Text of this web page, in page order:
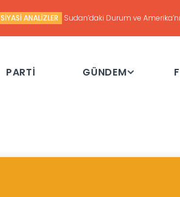
HAFTALIK GÜNDEM DEĞERLENDİRME Haftalık
PARTİ GÜNDEM